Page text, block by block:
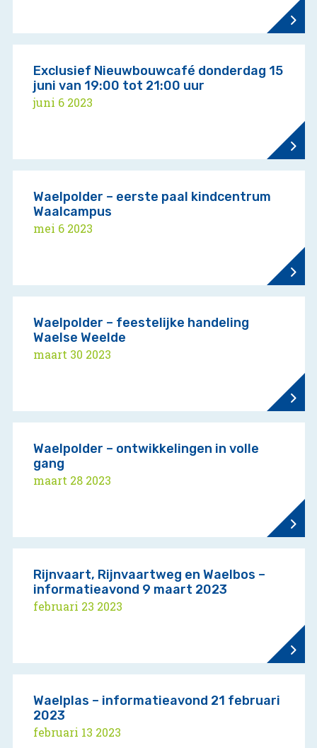
Exclusief Nieuwbouwcafé donderdag 15
juni van 19:00 tot 21:00 uur
juni 6 2023
Waelpolder – eerste paal kindcentrum
Waalcampus
mei 6 2023
Waelpolder – feestelijke handeling
Waelse Weelde
maart 30 2023
Waelpolder – ontwikkelingen in volle
gang
maart 28 2023
Rijnvaart, Rijnvaartweg en Waelbos –
informatieavond 9 maart 2023
februari 23 2023
Waelplas – informatieavond 21 februari
2023
februari 13 2023